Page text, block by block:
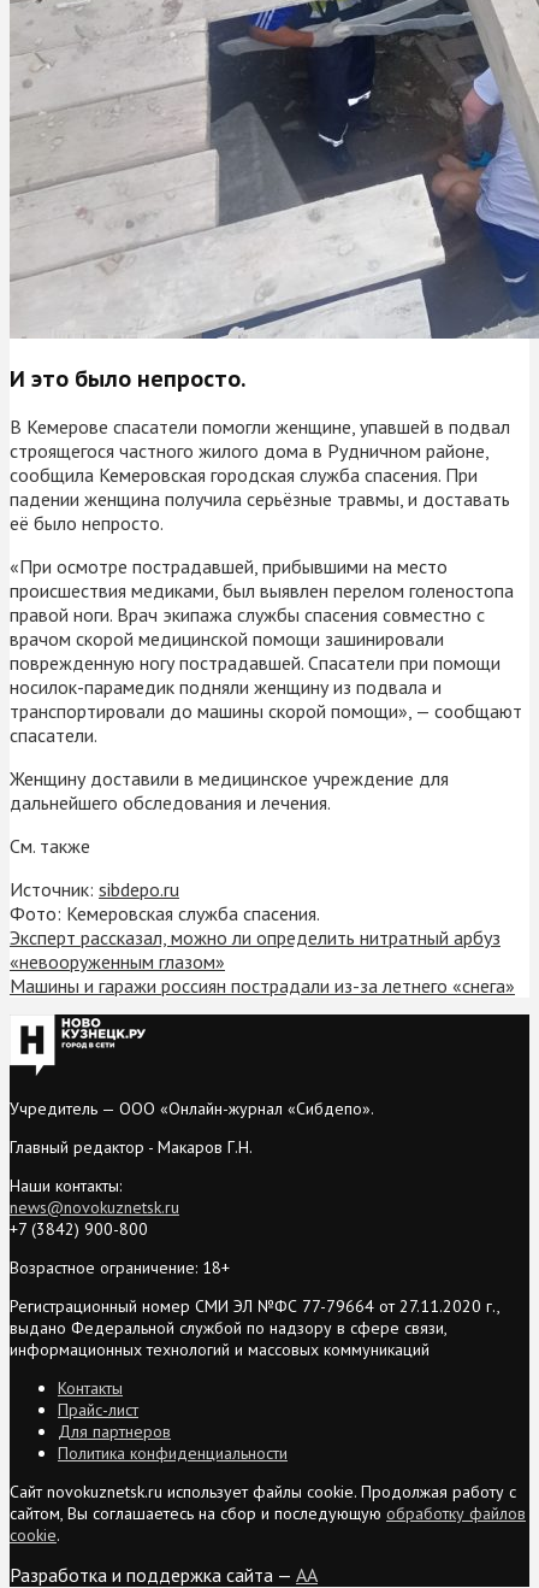
И это было непросто.
В Кемерове спасатели помогли женщине, упавшей в подвал
строящегося частного жилого дома в Рудничном районе,
сообщила Кемеровская городская служба спасения. При
падении женщина получила серьёзные травмы, и доставать
её было непросто.
«При осмотре пострадавшей, прибывшими на место
происшествия медиками, был выявлен перелом голеностопа
правой ноги. Врач экипажа службы спасения совместно с
врачом скорой медицинской помощи зашинировали
поврежденную ногу пострадавшей. Спасатели при помощи
носилок-парамедик подняли женщину из подвала и
транспортировали до машины скорой помощи», — сообщают
спасатели.
Женщину доставили в медицинское учреждение для
дальнейшего обследования и лечения.
См. также
Источник: sibdepo.ru
Фото: Кемеровская служба спасения.
Эксперт рассказал, можно ли определить нитратный арбуз
«невооруженным глазом»
Машины и гаражи россиян пострадали из-за летнего «снега»
Учредитель — ООО «Онлайн-журнал «Сибдепо».
Главный редактор - Макаров Г.Н.
Наши контакты:
news@novokuznetsk.ru
+7 (3842) 900-800
Возрастное ограничение: 18+
Регистрационный номер СМИ ЭЛ №ФС 77-79664 от 27.11.2020 г.,
выдано Федеральной службой по надзору в сфере связи,
информационных технологий и массовых коммуникаций
Контакты
Прайс-лист
Для партнеров
Политика конфиденциальности
Сайт novokuznetsk.ru использует файлы cookie. Продолжая работу с
сайтом, Вы соглашаетесь на сбор и последующую обработку файлов
cookie.
Разработка и поддержка сайта — AA